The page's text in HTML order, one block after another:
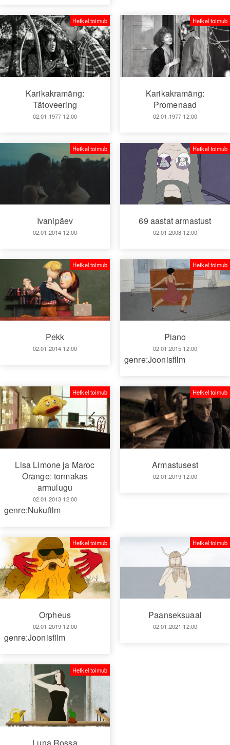
Karikakramäng:
Tätoveering
02.01.1977 12:00
Hetkel toimub
Karikakramäng:
Promenaad
02.01.1977 12:00
Hetkel toimub
Ivanipäev
02.01.2014 12:00
Hetkel toimub
69 aastat armastust
02.01.2008 12:00
Hetkel toimub
Pekk
02.01.2014 12:00
Hetkel toimub
Piano
02.01.2015 12:00
Hetkel toimub
genre:Joonisfilm
Lisa Limone ja Maroc
Orange: tormakas
armulugu
02.01.2013 12:00
Hetkel toimub
genre:Nukufilm
Armastusest
02.01.2019 12:00
Hetkel toimub
Orpheus
02.01.2019 12:00
Hetkel toimub
genre:Joonisfilm
Paanseksuaal
02.01.2021 12:00
Hetkel toimub
Luna Rossa
Hetkel toimub